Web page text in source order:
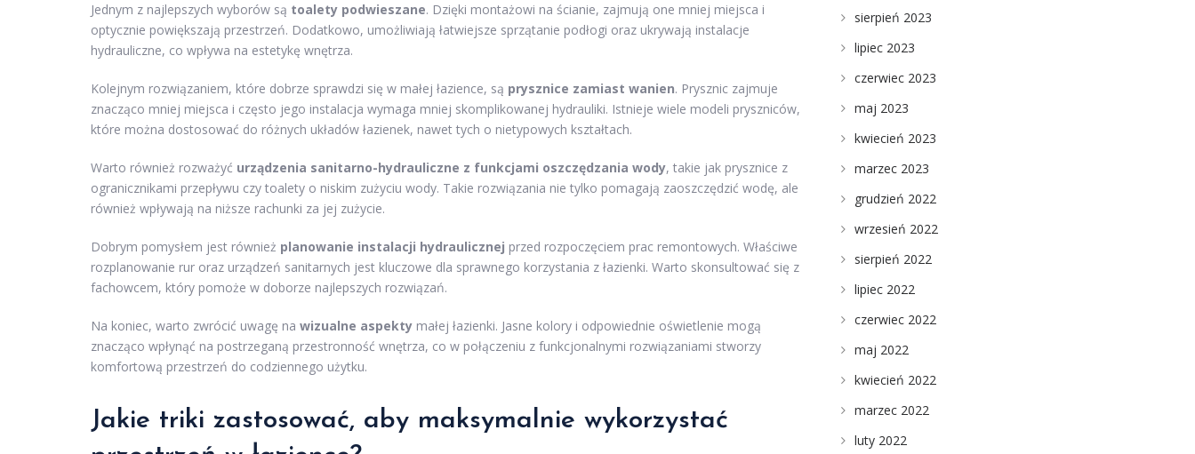
Jednym z najlepszych wyborów są toalety podwieszane. Dzięki montażowi na ścianie, zajmują one mniej miejsca i
optycznie powiększają przestrzeń. Dodatkowo, umożliwiają łatwiejsze sprzątanie podłogi oraz ukrywają instalacje
hydrauliczne, co wpływa na estetykę wnętrza.
Kolejnym rozwiązaniem, które dobrze sprawdzi się w małej łazience, są prysznice zamiast wanien. Prysznic zajmuje
znacząco mniej miejsca i często jego instalacja wymaga mniej skomplikowanej hydrauliki. Istnieje wiele modeli pryszniców,
które można dostosować do różnych układów łazienek, nawet tych o nietypowych kształtach.
Warto również rozważyć urządzenia sanitarno-hydrauliczne z funkcjami oszczędzania wody, takie jak prysznice z
ogranicznikami przepływu czy toalety o niskim zużyciu wody. Takie rozwiązania nie tylko pomagają zaoszczędzić wodę, ale
również wpływają na niższe rachunki za jej zużycie.
Dobrym pomysłem jest również planowanie instalacji hydraulicznej przed rozpoczęciem prac remontowych. Właściwe
rozplanowanie rur oraz urządzeń sanitarnych jest kluczowe dla sprawnego korzystania z łazienki. Warto skonsultować się z
fachowcem, który pomoże w doborze najlepszych rozwiązań.
Na koniec, warto zwrócić uwagę na wizualne aspekty małej łazienki. Jasne kolory i odpowiednie oświetlenie mogą
znacząco wpłynąć na postrzeganą przestronność wnętrza, co w połączeniu z funkcjonalnymi rozwiązaniami stworzy
komfortową przestrzeń do codziennego użytku.
Jakie triki zastosować, aby maksymalnie wykorzystać
sierpień 2023
lipiec 2023
czerwiec 2023
maj 2023
kwiecień 2023
marzec 2023
grudzień 2022
wrzesień 2022
sierpień 2022
lipiec 2022
czerwiec 2022
maj 2022
kwiecień 2022
marzec 2022
luty 2022